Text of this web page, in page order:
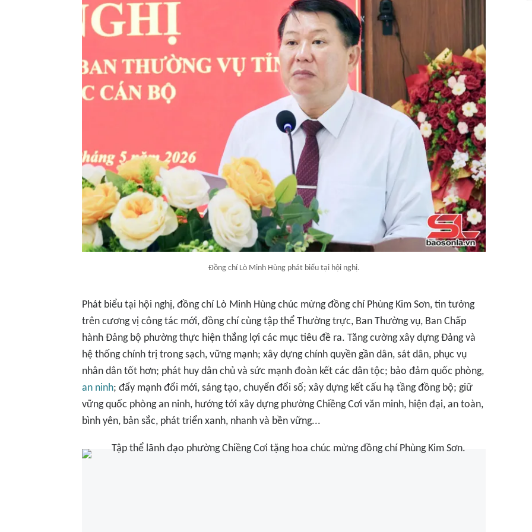
Đồng chí Lò Minh Hùng phát biểu tại hội nghị.
Phát biểu tại hội nghị, đồng chí Lò Minh Hùng chúc mừng đồng chí Phùng Kim Sơn, tin tưởng
trên cương vị công tác mới, đồng chí cùng tập thể Thường trực, Ban Thường vụ, Ban Chấp
hành Đảng bộ phường thực hiện thắng lợi các mục tiêu đề ra. Tăng cường xây dựng Đảng và
hệ thống chính trị trong sạch, vững mạnh; xây dựng chính quyền gần dân, sát dân, phục vụ
nhân dân tốt hơn; phát huy dân chủ và sức mạnh đoàn kết các dân tộc; bảo đảm quốc phòng,
an ninh; đẩy mạnh đổi mới, sáng tạo, chuyển đổi số; xây dựng kết cấu hạ tầng đồng bộ; giữ
vững quốc phòng an ninh, hướng tới xây dựng phường Chiềng Cơi văn minh, hiện đại, an toàn,
bình yên, bản sắc, phát triển xanh, nhanh và bền vững...